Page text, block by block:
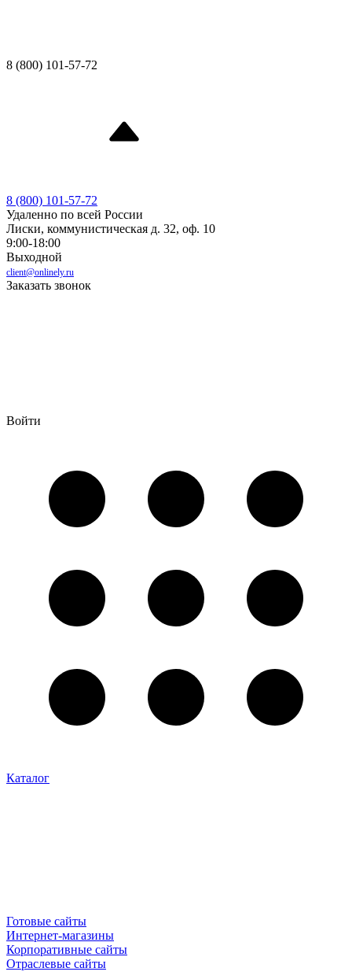
8 (800) 101-57-72
8 (800) 101-57-72
Удаленно по всей России
Лиски, коммунистическая д. 32, оф. 10
9:00-18:00
Выходной
client@onlinely.ru
Заказать звонок
Войти
Каталог
Готовые сайты
Интернет-магазины
Корпоративные сайты
Отраслевые сайты